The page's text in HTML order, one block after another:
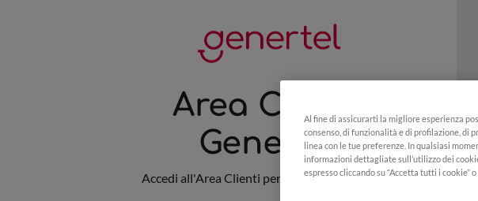
Area Clienti
Genertel
Accedi all'Area Clienti per gestire le tue polizze.
Al fine di assicurarti la migliore esperienza
consenso, di funzionalità e di profilazione, di
linea con le tue preferenze. In qualsiasi
informazioni dettagliate sull’utilizzo dei
espresso cliccando su “Accetta tutti i cookie”